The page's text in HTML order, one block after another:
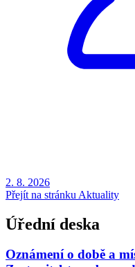
2. 8. 2026
Přejít na stránku Aktuality
Úřední deska
Oznámení o době a